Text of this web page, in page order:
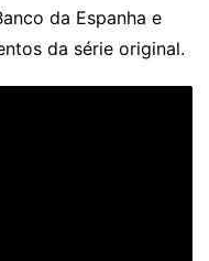
da Espanha e
da série original.